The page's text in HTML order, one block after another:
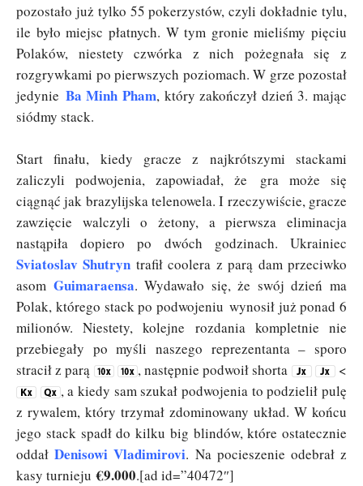
pozostało już tylko 55 pokerzystów, czyli dokładnie tylu,
ile było miejsc płatnych. W tym gronie mieliśmy pięciu
Polaków, niestety czwórka z nich pożegnała się z
rozgrywkami po pierwszych poziomach. W grze pozostał
jedynie Ba Minh Pham, który zakończył dzień 3. mając
siódmy stack.
Start finału, kiedy gracze z najkrótszymi stackami
zaliczyli podwojenia, zapowiadał, że gra może się
ciągnąć jak brazylijska telenowela. I rzeczywiście, gracze
zawzięcie walczyli o żetony, a pierwsza eliminacja
nastąpiła dopiero po dwóch godzinach. Ukrainiec
Sviatoslav Shutryn trafił coolera z parą dam przeciwko
asom Guimaraensa. Wydawało się, że swój dzień ma
Polak, którego stack po podwojeniu wynosił już ponad 6
milionów. Niestety, kolejne rozdania kompletnie nie
przebiegały po myśli naszego reprezentanta – sporo
stracił z parą
, następnie podwoił shorta
<
, a kiedy sam szukał podwojenia to podzielił pulę
z rywalem, który trzymał zdominowany układ. W końcu
jego stack spadł do kilku big blindów, które ostatecznie
oddałDenisowi Vladimirovi. Na pocieszenie odebrał z
kasy turnieju€9.000.[ad id=”40472″]